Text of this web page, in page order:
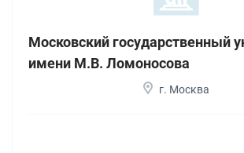
Московский государственный
имени М.В. Ломоносова
г. Москва